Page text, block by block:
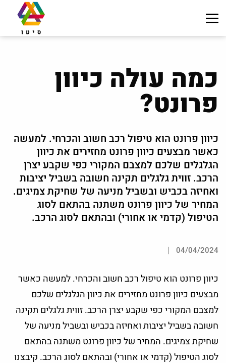
כמה עולה כיוון
פרונט?
כיוון פרונט הוא טיפול רכב חשוב והכרחי. למעשה
כאשר מבצעים כיוון פרונט מחזירים את כיוון
הגלגלים שלכם למצבם המקורי כפי שקבע יצרן
הרכב. זווית גלגלים תקינה חשובה בשביל יציבות
ואחיזה בכביש ובשביל מניעה של שחיקת צמיגים.
המחיר של כיוון פרונט משתנה בהתאם לסוג
הטיפול (קדמי או אחורי) ובהתאם לסוג הרכב.
04/04/2024
כיוון פרונט הוא טיפול רכב חשוב והכרחי. למעשה כאשר
מבצעים כיוון פרונט מחזירים את כיוון הגלגלים שלכם
למצבם המקורי כפי שקבע יצרן הרכב. זווית גלגלים תקינה
חשובה בשביל יציבות ואחיזה בכביש ובשביל מניעה של
שחיקת צמיגים. המחיר של כיוון פרונט משתנה בהתאם
לסוג הטיפול (קדמי או אחורי) ובהתאם לסוג הרכב. קיבצנו